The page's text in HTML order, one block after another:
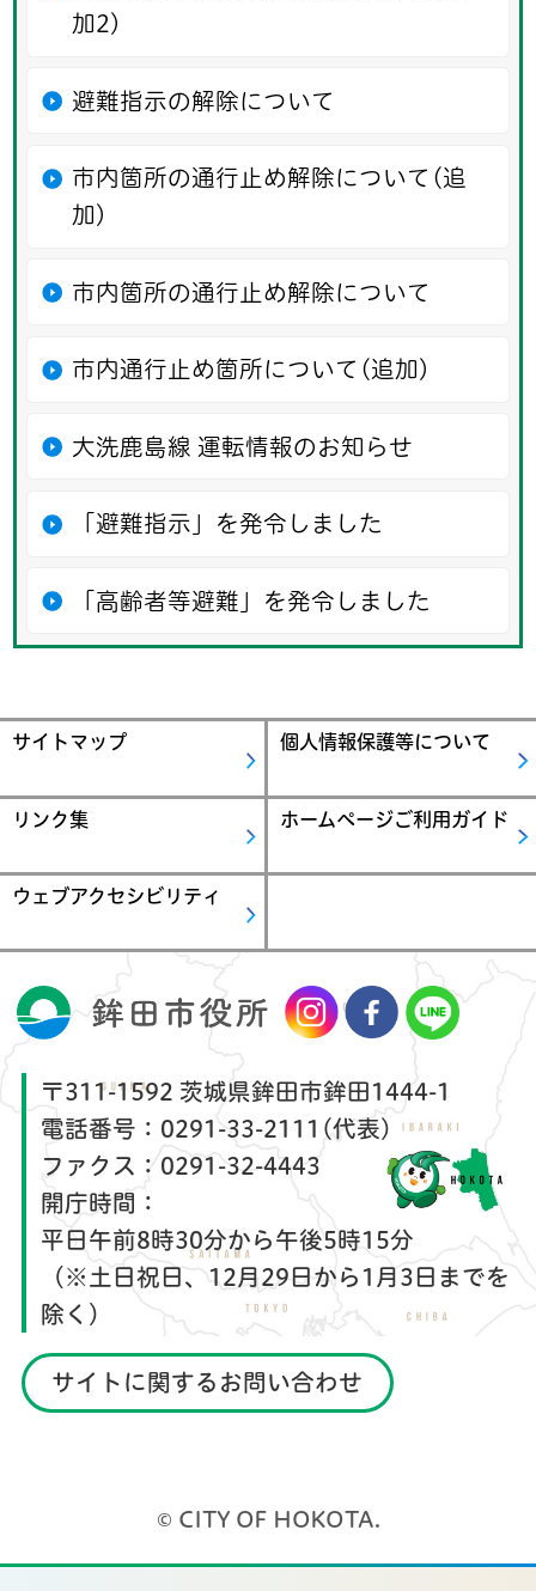
加2)
避難指示の解除について
市内箇所の通行止め解除について(追
加)
市内箇所の通行止め解除について
市内通行止め箇所について(追加)
大洗鹿島線 運転情報のお知らせ
「避難指示」を発令しました
「高齢者等避難」を発令しました
サイトマップ 個人情報保護等について
リンク集 ホームページご利用ガイド
ウェブアクセシビリティ
〒311-1592 茨城県鉾田市鉾田1444-1
電話番号： 0291-33-2111(代表)
ファクス： 0291-32-4443
開庁時間：
平日午前8時30分から午後5時15分
（※土日祝日、12月29日から1月3日までを
除く）
サイトに関するお問い合わせ
© CITY OF HOKOTA.